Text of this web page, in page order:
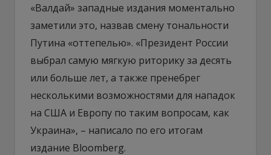
«Валдай» западные издания моментально
заметили это, назвав смену тональности
Путина «оттепелью». «Президент России
выбрал самую мягкую риторику за десять
или больше лет, а также пренебрег
несколькими возможностями для нападок
на США и Европу по таким вопросам, как
Украина», – написало по его итогам
издание Bloomberg.